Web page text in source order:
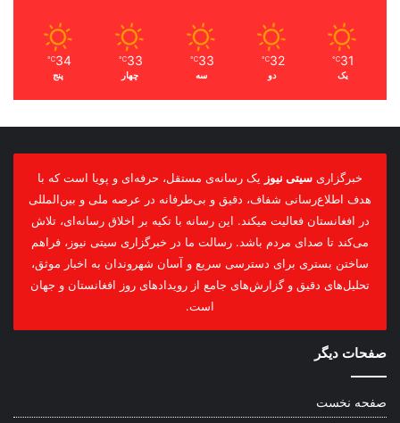
31
℃
یک
32
℃
دو
33
℃
سه
33
℃
چهار
34
℃
پنج
خبرگزاری سیتی نیوز یک رسانه‌ی مستقل، حرفه‌ای و پویا است که با
هدف اطلاع‌رسانی شفاف، دقیق و بی‌طرفانه در عرصه ملی و بین‌المللی
در افغانستان فعالیت میکند. این رسانه با تکیه بر اخلاق رسانه‌ای، تلاش
می‌کند تا صدای مردم باشد. رسالت ما در خبرگزاری سیتی نیوز، فراهم
ساختن بستری برای دسترسی سریع و آسان شهروندان به اخبار موثق،
تحلیل‌های دقیق و گزارش‌های جامع از رویدادهای روز افغانستان و جهان
است.
صفحات دیگر
صفحه نخست